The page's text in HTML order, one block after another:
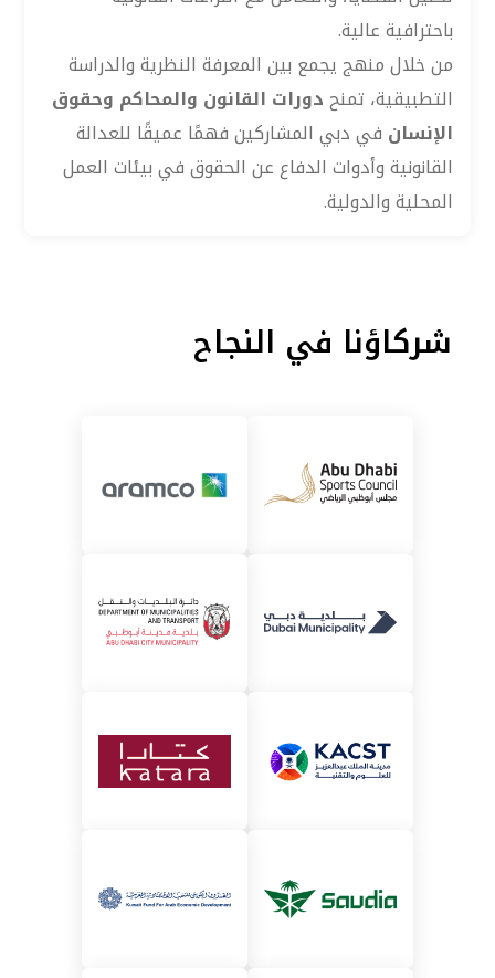
باحترافية عالية.
من خلال منهج يجمع بين المعرفة النظرية والدراسة
التطبيقية، تمنحدورات القانون والمحاكم وحقوق
الإنسان في دبي المشاركين فهمًا عميقًا للعدالة
القانونية وأدوات الدفاع عن الحقوق في بيئات العمل
المحلية والدولية.
شركاؤنا في النجاح